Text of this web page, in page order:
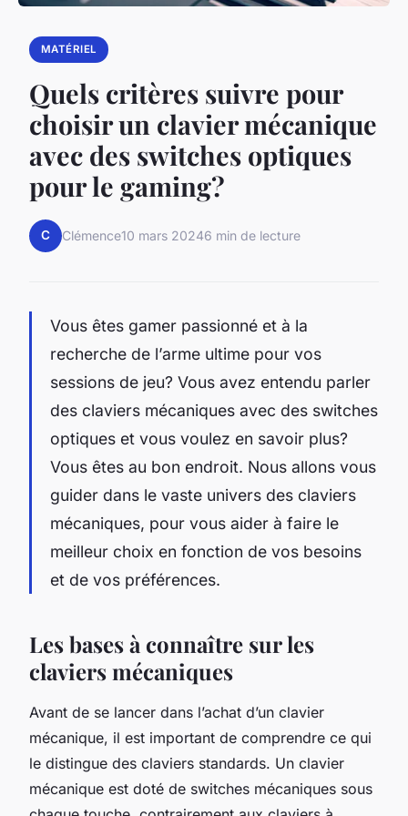
MATÉRIEL
Quels critères suivre pour
choisir un clavier mécanique
avec des switches optiques
pour le gaming?
C Clémence10 mars 20246 min de lecture
Vous êtes gamer passionné et à la
recherche de l’arme ultime pour vos
sessions de jeu? Vous avez entendu parler
des claviers mécaniques avec des switches
optiques et vous voulez en savoir plus?
Vous êtes au bon endroit. Nous allons vous
guider dans le vaste univers des claviers
mécaniques, pour vous aider à faire le
meilleur choix en fonction de vos besoins
et de vos préférences.
Les bases à connaître sur les
claviers mécaniques
Avant de se lancer dans l’achat d’un clavier
mécanique, il est important de comprendre ce qui
le distingue des claviers standards. Un clavier
mécanique est doté de switches mécaniques sous